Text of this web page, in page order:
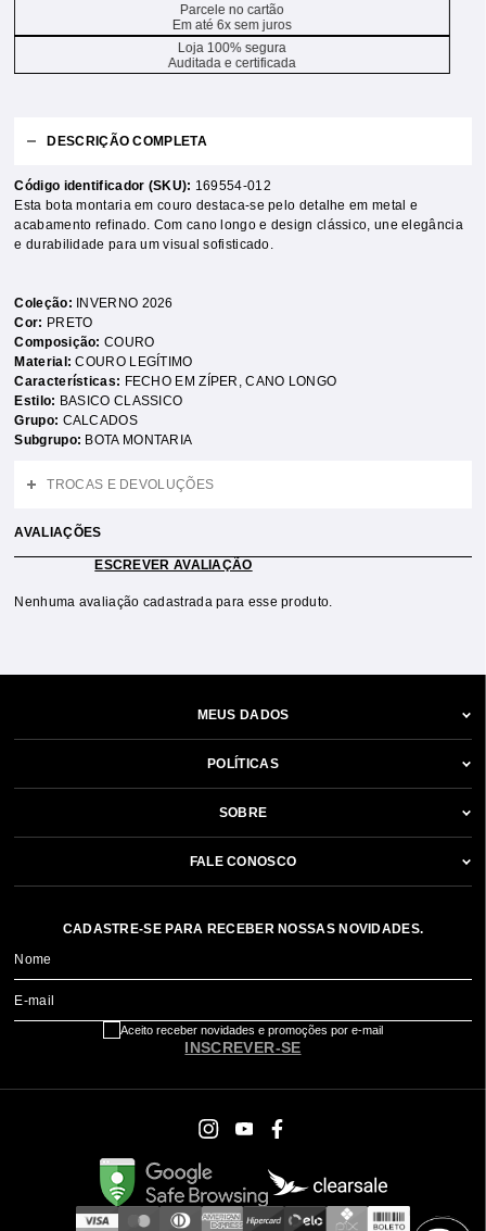
Parcele no cartão
Em até 6x sem juros
Loja 100% segura
Auditada e certificada
DESCRIÇÃO COMPLETA
Código identificador (SKU): 169554-012
Esta bota montaria em couro destaca-se pelo detalhe em metal e
acabamento refinado. Com cano longo e design clássico, une elegância
e durabilidade para um visual sofisticado.
Coleção:
INVERNO 2026
Cor: PRETO
Composição:COURO
Material:COURO LEGÍTIMO
Características: FECHO EM ZÍPER ,CANO LONGO
Estilo: BASICO CLASSICO
Grupo: CALCADOS
Subgrupo: BOTA MONTARIA
TROCAS E DEVOLUÇÕES
AVALIAÇÕES
ESCREVER AVALIAÇÃO
Nenhuma avaliação cadastrada para esse produto.
MEUS DADOS
POLÍTICAS
SOBRE
FALE CONOSCO
CADASTRE-SE PARA RECEBER NOSSAS NOVIDADES.
Nome
E-mail
INSCREVER-SE
Aceito receber novidades e promoções por e-mail